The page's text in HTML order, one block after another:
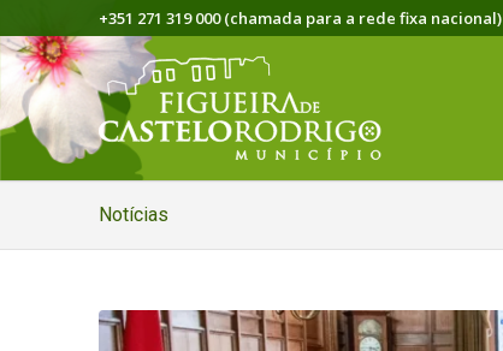
+351 271 319 000 (chamada para a rede fixa nacional)
Notícias